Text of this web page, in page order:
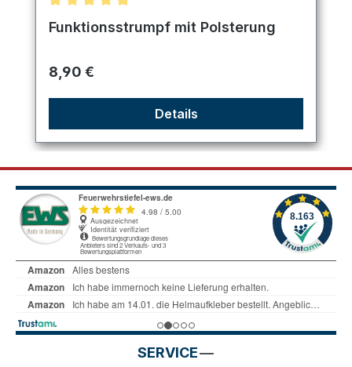
Durchschnittliche Bewertung von 5 von 5 Sternen
Funktionsstrumpf mit Polsterung
Regulärer Preis:
8,90 €
Details
SERVICE